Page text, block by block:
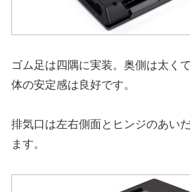
ゴム足は四隅に実装。奥側は太く
体の安定感は良好です。
排気口は左右側面とヒンジのあい
ます。